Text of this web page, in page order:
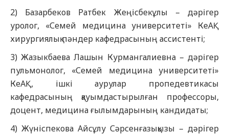
2) Базарбеков Ратбек Жеңісбекұлы – дәрігер
уролог, «Семей медицина университеті» КеАҚ
хирургиялық пәндер кафедрасының ассистенті;
3) Жазыкбаева Лашын Курмангалиевна – дәрігер
пульмонолог, «Семей медицина университеті»
КеАҚ, ішкі аурулар пропедевтикасы
кафедрасының қауымдастырылған профессоры,
доцент, медицина ғылымдарының кандидаты;
4) Жүніспекова Айсұлу Сәрсенғазықызы – дәрігер